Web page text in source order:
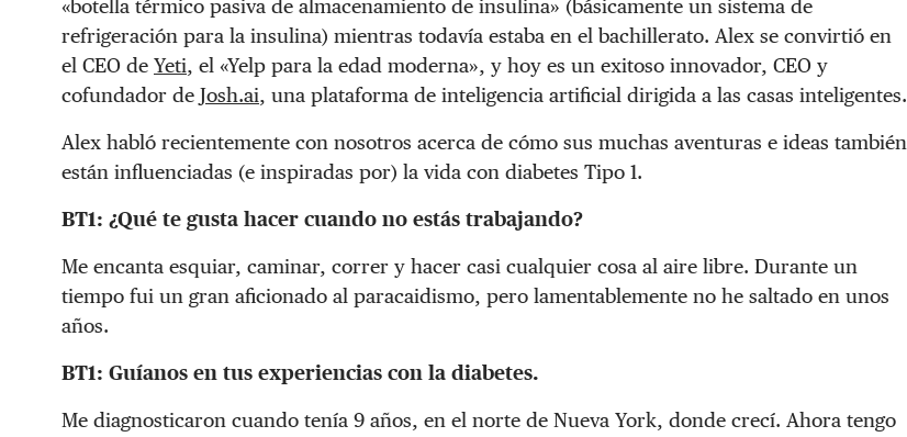
«botella térmico pasiva de almacenamiento de insulina» (básicamente un sistema de
refrigeración para la insulina) mientras todavía estaba en el bachillerato. Alex se convirtió en
el CEO de Yeti, el «Yelp para la edad moderna», y hoy es un exitoso innovador, CEO y
cofundador de Josh.ai, una plataforma de inteligencia artificial dirigida a las casas inteligentes.
Alex habló recientemente con nosotros acerca de cómo sus muchas aventuras e ideas también
están influenciadas (e inspiradas por) la vida con diabetes Tipo 1.
BT1: ¿Qué te gusta hacer cuando no estás trabajando?
Me encanta esquiar, caminar, correr y hacer casi cualquier cosa al aire libre. Durante un
tiempo fui un gran aficionado al paracaidismo, pero lamentablemente no he saltado en unos
años.
BT1: Guíanos en tus experiencias con la diabetes.
Me diagnosticaron cuando tenía 9 años, en el norte de Nueva York, donde crecí. Ahora tengo